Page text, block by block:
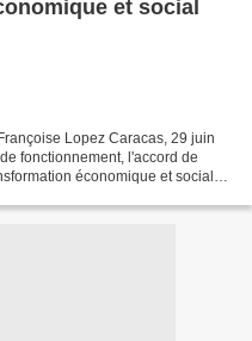
et social
Lopez Caracas, 29 juin
fonctionnement, l'accord de
économique et sociale